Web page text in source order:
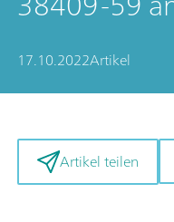
17.10.2022Artikel
Artikel teilen